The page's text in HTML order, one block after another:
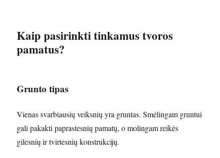
Kaip pasirinkti tinkamus tvoros
pamatus?
Grunto tipas
Vienas svarbiausių veiksnių yra gruntas. Smėlingam gruntui
gali pakakti paprastesnių pamatų, o molingam reikės
gilesnių ir tvirtesnių konstrukcijų.